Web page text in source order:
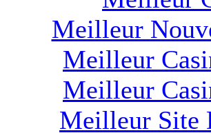
Meilleur
Meilleur
Meilleur
Meilleur Site